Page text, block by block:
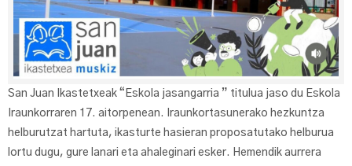
San Juan Ikastetxeak “Eskola jasangarria ” titulua jaso du Eskola
Iraunkorraren 17. aitorpenean. Iraunkortasunerako hezkuntza
helburutzat hartuta, ikasturte hasieran proposatutako helburua
lortu dugu, gure lanari eta ahaleginari esker. Hemendik aurrera